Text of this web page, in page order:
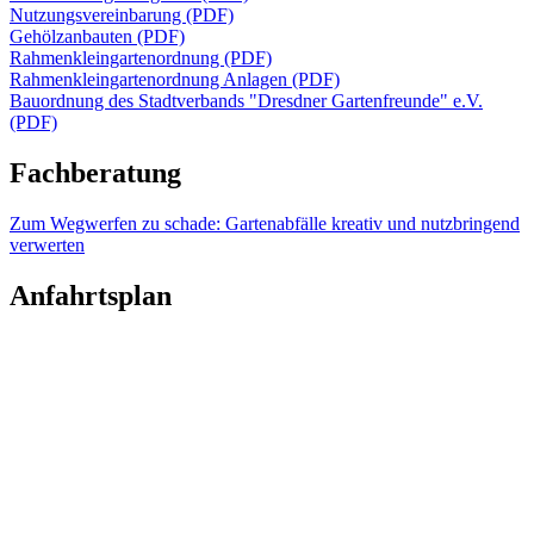
Nutzungsvereinbarung (PDF)
Gehölzanbauten (PDF)
Rahmenkleingartenordnung (PDF)
Rahmenkleingartenordnung Anlagen (PDF)
Bauordnung des Stadtverbands "Dresdner Gartenfreunde" e.V.
(PDF)
Fachberatung
Zum Wegwerfen zu schade: Gartenabfälle kreativ und nutzbringend
verwerten
Anfahrtsplan